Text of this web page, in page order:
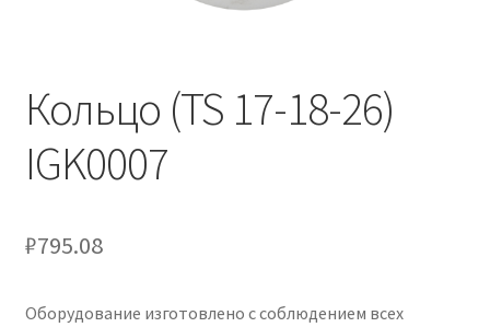
Кольцо (TS 17-18-26)
IGK0007
₽795.08
Оборудование изготовлено с соблюдением всех